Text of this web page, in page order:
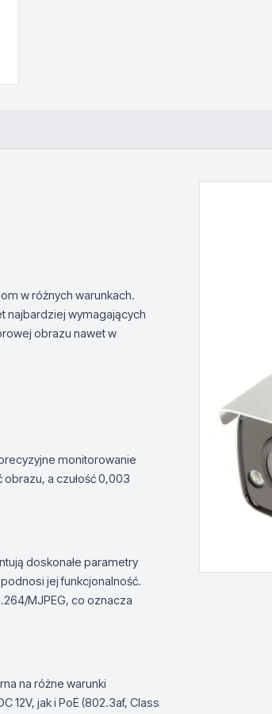
w różnych warunkach.
najbardziej wymagających
obrazu nawet w
monitorowanie
a czułość 0,003
doskonałe parametry
jej funkcjonalność.
MJPEG, co oznacza
na różne warunki
12V, jak i PoE (802.3af, Class